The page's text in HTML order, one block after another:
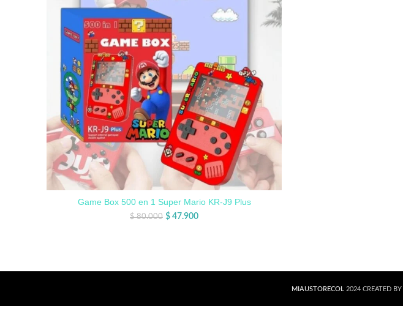
Game Box 500 en 1 Super Mario KR-J9 Plus
$80.000 $ 47.900
MIAUSTORECOL 2024 CREATED BY